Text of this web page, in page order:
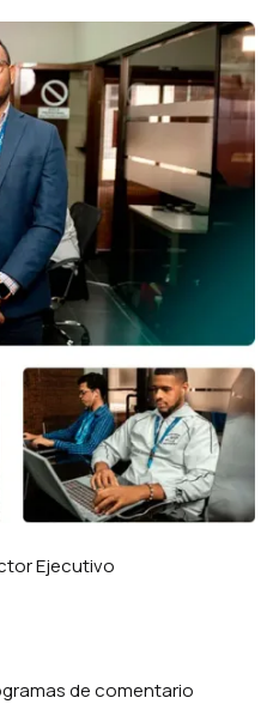
Ejecutivo
de comentario